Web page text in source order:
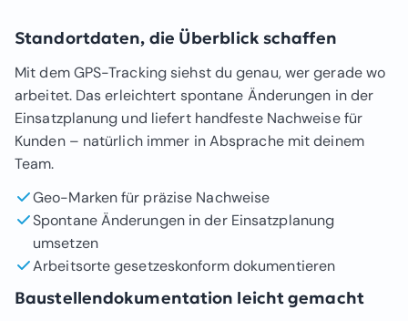
Standortdaten, die Überblick schaffen
Mit dem GPS-Tracking siehst du genau, wer gerade wo
arbeitet. Das erleichtert spontane Änderungen in der
Einsatzplanung und liefert handfeste Nachweise für
Kunden – natürlich immer in Absprache mit deinem
Team.
Geo-Marken für präzise Nachweise
Spontane Änderungen in der Einsatzplanung
umsetzen
Arbeitsorte gesetzeskonform dokumentieren
Baustellendokumentation leicht gemacht